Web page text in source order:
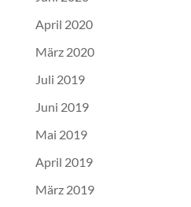
April 2020
März 2020
Juli 2019
Juni 2019
Mai 2019
April 2019
März 2019